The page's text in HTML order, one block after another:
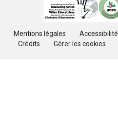
Mentions légales Accessibilité
Crédits
Gérer les cookies